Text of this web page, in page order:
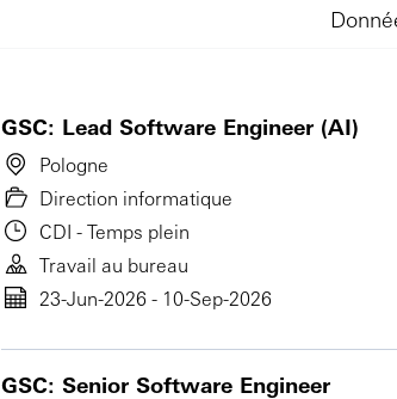
GSC: Lead Software Engineer (AI)
Pologne
Direction informatique
CDI - Temps plein
Travail au bureau
23-Jun-2026 - 10-Sep-2026
GSC: Senior Software Engineer